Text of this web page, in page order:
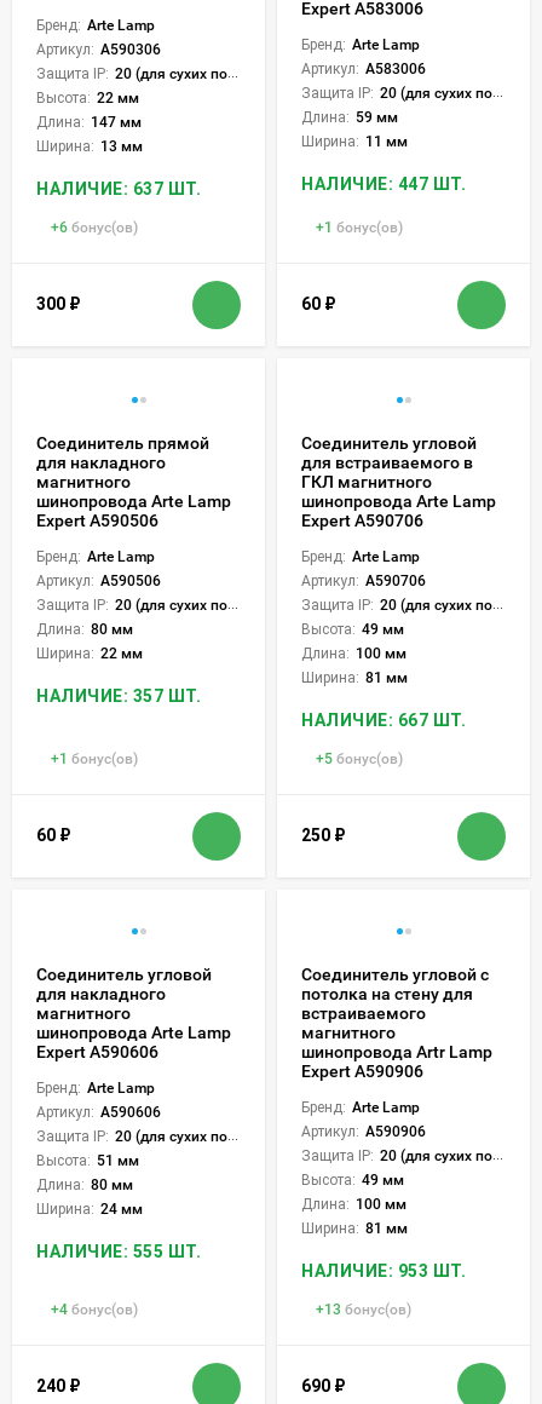
Бренд: Arte Lamp
Артикул: A590306
Защита IP: 20 (для сухих пом.)
Высота: 22 мм
Длина: 147 мм
Ширина: 13 мм
НАЛИЧИЕ: 637 ШТ.
+6 бонус(ов)
300 ₽
Expert A583006
Бренд: Arte Lamp
Артикул: A583006
Защита IP: 20 (для сухих пом.)
Длина: 59 мм
Ширина: 11 мм
НАЛИЧИЕ: 447 ШТ.
+1 бонус(ов)
60 ₽
Соединитель прямой
для накладного
магнитного
шинопровода Arte Lamp
Expert A590506
Бренд: Arte Lamp
Артикул: A590506
Защита IP: 20 (для сухих пом.)
Длина: 80 мм
Ширина: 22 мм
НАЛИЧИЕ: 357 ШТ.
+1 бонус(ов)
60 ₽
Соединитель угловой
для встраиваемого в
ГКЛ магнитного
шинопровода Arte Lamp
Expert A590706
Бренд: Arte Lamp
Артикул: A590706
Защита IP: 20 (для сухих пом.)
Высота: 49 мм
Длина: 100 мм
Ширина: 81 мм
НАЛИЧИЕ: 667 ШТ.
+5 бонус(ов)
250 ₽
Соединитель угловой
для накладного
магнитного
шинопровода Arte Lamp
Expert A590606
Бренд: Arte Lamp
Артикул: A590606
Защита IP: 20 (для сухих пом.)
Высота: 51 мм
Длина: 80 мм
Ширина: 24 мм
НАЛИЧИЕ: 555 ШТ.
+4 бонус(ов)
240 ₽
Соединитель угловой с
потолка на стену для
встраиваемого
магнитного
шинопровода Artr Lamp
Expert A590906
Бренд: Arte Lamp
Артикул: A590906
Защита IP: 20 (для сухих пом.)
Высота: 49 мм
Длина: 100 мм
Ширина: 81 мм
НАЛИЧИЕ: 953 ШТ.
+13 бонус(ов)
690 ₽